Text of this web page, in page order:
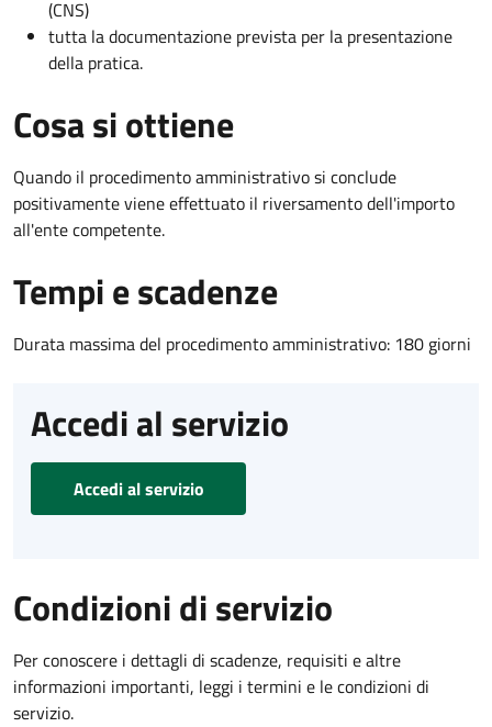
(CNS)
tutta la documentazione prevista per la presentazione
della pratica.
Cosa si ottiene
Quando il procedimento amministrativo si conclude
positivamente viene effettuato il riversamento dell'importo
all'ente competente.
Tempi e scadenze
Durata massima del procedimento amministrativo: 180 giorni
Accedi al servizio
Accedi al servizio
Condizioni di servizio
Per conoscere i dettagli di scadenze, requisiti e altre
informazioni importanti, leggi i termini e le condizioni di
servizio.